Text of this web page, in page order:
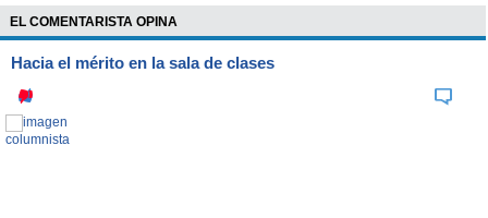
EL COMENTARISTA OPINA
Hacia el mérito en la sala de clases